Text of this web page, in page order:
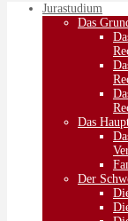
Jurastudium
Das
Das
Der